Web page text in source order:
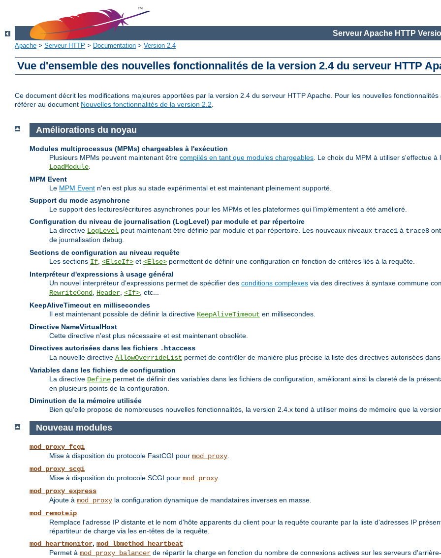
Serveur Apache HTTP
Apache > Serveur HTTP > Documentation > Version 2.4
Vue d'ensemble des nouvelles fonctionnalités de la version 2.4 du serveur HTTP
Ce document décrit les modifications majeures apportées par la version 2.4 du serveur HTTP Apache. Pour les nouvelles
référer au document Nouvelles fonctionnalités de la version 2.2.
Améliorations du noyau
Modules multiprocessus (MPMs) chargeables à l'exécution
Plusieurs MPMs peuvent maintenant être compilés en tant que modules chargeables . Le choix du MPM à utiliser s'effectue
LoadModule
MPM Event
Le MPM Event n'en est plus au stade expérimental et est maintenant pleinement supporté.
Support du mode asynchrone
Le support des lectures/écritures asynchrones pour les MPMs et les plateformes qui l'implémentent a été amélioré.
Configuration du niveau de journalisation (LogLevel) par module et par répertoire
La directive LogLevel peut maintenant être définie par module et par répertoire. Les nouveaux niveaux trace1 à trace8
de journalisation debug
Sections de configuration au niveau requête
Les sections If <ElseIf> et <Else> permettent de définir une configuration en fonction de critères liés à la requête.
Interpréteur d'expressions à usage général
Un nouvel interpréteur d'expressions permet de spécifier des conditions complexes via des directives à syntaxe commune
RewriteCond
Header <If> , etc...
KeepAliveTimeout en millisecondes
Il est maintenant possible de définir la directive KeepAliveTimeout en millisecondes.
Directive NameVirtualHost
Cette directive n'est plus nécessaire et est maintenant obsolète.
Directives autorisées dans les fichiers .htaccess
La nouvelle directive AllowOverrideList permet de contrôler de manière plus précise la liste des directives autorisées
Variables dans les fichiers de configuration
La directive Define permet de définir des variables dans les fichiers de configuration, améliorant ainsi la clareté de la
en plusieurs points de la configuration.
Diminution de la mémoire utilisée
Bien qu'elle propose de nombreuses nouvelles fonctionnalités, la version 2.4.x tend à utiliser moins de mémoire que la
Nouveau modules
mod_proxy_fcgi
Mise à disposition du protocole FastCGI pour mod_proxy
mod_proxy_scgi
Mise à disposition du protocole SCGI pour mod_proxy
mod_proxy_express
Ajoute à mod_proxy la configuration dynamique de mandataires inverses en masse.
mod_remoteip
Remplace l'adresse IP distante et le nom d'hôte apparents du client pour la requête courante par la liste d'adresses IP
répartiteur de charge via les en-têtes de la requête.
mod_heartmonitor, mod_lbmethod_heartbeat
Permet à mod_proxy_balancer de répartir la charge en fonction du nombre de connexions actives sur les serveurs